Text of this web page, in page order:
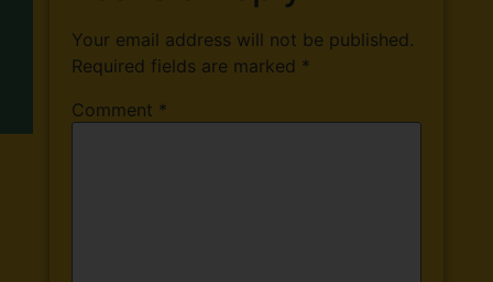
Your email address will not be published.
Required fields are marked *
Comment *